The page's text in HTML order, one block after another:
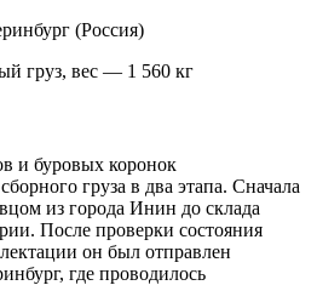
(Россия)
груз, вес — 1 560 кг
и буровых коронок
груза в два этапа. Сначала
из города Инин до склада
После проверки состояния
он был отправлен
где проводилось